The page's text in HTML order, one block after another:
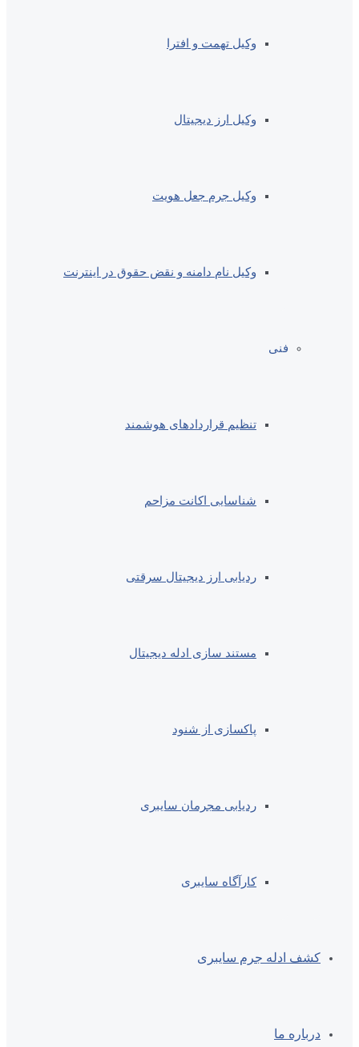
وکیل تهمت و افترا
وکیل ارز دیجیتال
وکیل جرم جعل هویت
وکیل نام دامنه و نقض حقوق در اینترنت
فنی
تنظیم قراردادهای هوشمند
شناسایی اکانت مزاحم
ردیابی ارز دیجیتال سرقتی
مستند سازی ادله دیجیتال
پاکسازی از شنود
ردیابی مجرمان سایبری
کارآگاه سایبری
کشف ادله جرم سایبری
درباره ما